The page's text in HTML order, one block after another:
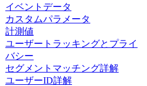
イベントデータ
カスタムパラメータ
計測値
ユーザートラッキングとプライ
バシー
セグメントマッチング詳解
ユーザーID詳解